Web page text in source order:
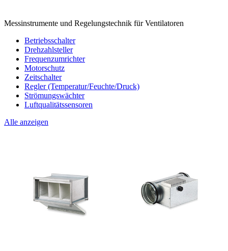
Messinstrumente und Regelungstechnik für Ventilatoren
Betriebsschalter
Drehzahlsteller
Frequenzumrichter
Motorschutz
Zeitschalter
Regler (Temperatur/Feuchte/Druck)
Strömungswächter
Luftqualitätssensoren
Alle anzeigen